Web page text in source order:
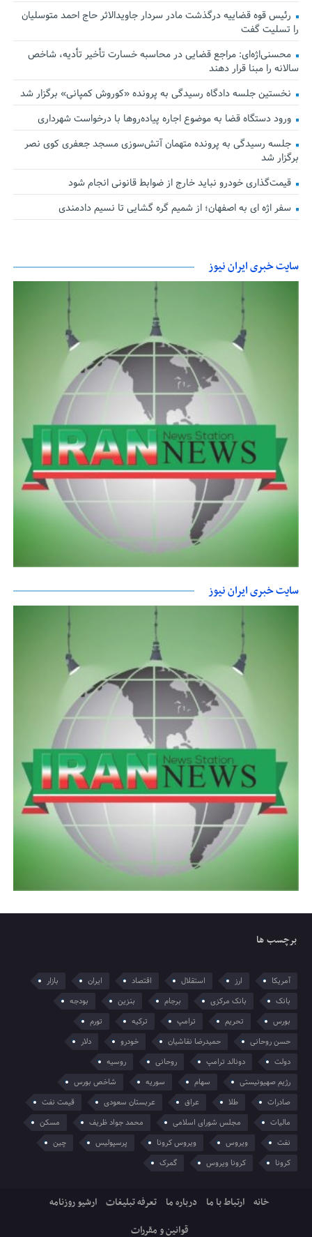
رئیس قوه قضاییه درگذشت مادر سردار جاویدالاثر حاج احمد متوسلیان
را تسلیت گفت
محسنی‌اژه‌ای: مراجع قضایی در محاسبه خسارت تأخیر تأدیه، شاخص
سالانه را مبنا قرار دهند
نخستین جلسه دادگاه رسیدگی به پرونده «کوروش کمپانی» برگزار شد
ورود دستگاه قضا به موضوع اجاره پیاده‌روها با درخواست شهرداری
جلسه رسیدگی به پرونده متهمان آتش‌سوزی مسجد جعفری کوی نصر
برگزار شد
قیمت‌گذاری خودرو نباید خارج از ضوابط قانونی انجام شود
سفر اژه ای به اصفهان؛ از شمیم گره گشایی تا نسیم دادمندی
سایت خبری ایران نیوز
سایت خبری ایران نیوز
برچسب ها
آمریکا ارز استقلال اقتصاد ایران
بازار
بانک
بانک مرکزی برجام بنزین
بودجه
بورس
تحریم ترامپ ترکیه
تورم
حسن روحانی
حمیدرضا نقاشیان خودرو
دلار
دولت
دونالد ترامپ روحانی
روسیه
رژیم صهیونیستی
سهام سوریه
شاخص بورس
صادرات
طلا عراق عربستان سعودی
قیمت نفت
مالیات
مجلس شورای اسلامی محمد جواد ظریف
مسکن
نفت
ویروس ویروس کرونا پرسپولیس
چین
کرونا
کرونا ویروس گمرک
خانه ارتباط با ما درباره ما تعرفه تبلیغات ارشیو روزنامه
قوانین و مقررات